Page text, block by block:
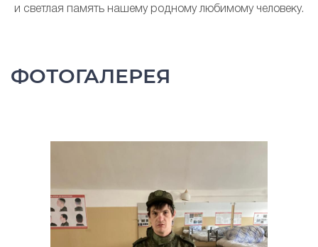
и светлая память нашему родному любимому человеку.
ФОТОГАЛЕРЕЯ